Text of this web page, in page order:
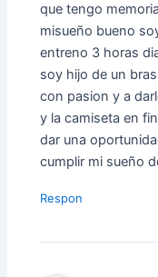
que tengo
misueño bueno
entreno 3 horas
soy hijo de un
con pasion y a
y la camiseta en
dar una
cumplir mi sueño
Respon